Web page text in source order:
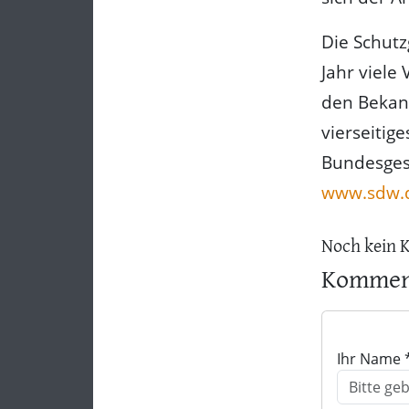
Die
Jahr viele
den
Noch kein
Ihr Name